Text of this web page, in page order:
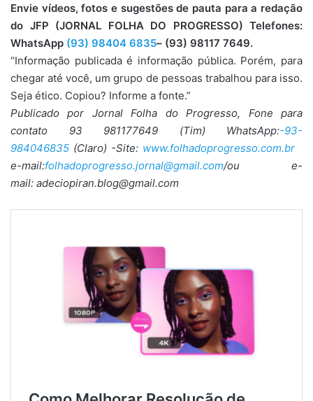
Envie vídeos, fotos e sugestões de pauta para a redação
do JFP (JORNAL FOLHA DO PROGRESSO) Telefones:
WhatsApp (93) 98404 6835– (93) 98117 7649.
“Informação publicada é informação pública. Porém, para
chegar até você, um grupo de pessoas trabalhou para isso.
Seja ético. Copiou? Informe a fonte.”
Publicado por Jornal Folha do Progresso, Fone para
contato 93 981177649 (Tim) WhatsApp:-93-
984046835 (Claro) -Site: www.folhadoprogresso.com.br
e-mail:folhadoprogresso.jornal@gmail.com/ou e-
mail: adeciopiran.blog@gmail.com